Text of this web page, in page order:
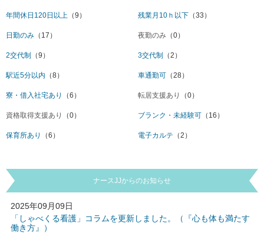
年間休日120日以上 （9） 残業月10ｈ以下 （33）
日勤のみ （17） 夜勤のみ （0）
2交代制 （9） 3交代制 （2）
駅近5分以内 （8） 車通勤可 （28）
寮・借入社宅あり （6） 転居支援あり （0）
資格取得支援あり （0） ブランク・未経験可 （16）
保育所あり （6） 電子カルテ （2）
ナースJJからのお知らせ
2025年09月09日
「しゃべくる看護」コラムを更新しました。（『心も体も満たす
働き方』）